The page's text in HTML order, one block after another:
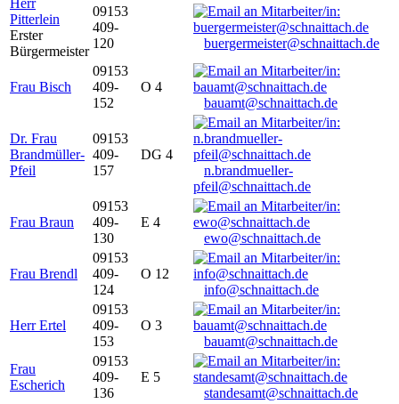
Herr
Pitterlein
Erster
Bürgermeister
09153
409-
120
buergermeister@schnaittach.de
Frau Bisch
09153
409-
152
O 4
bauamt@schnaittach.de
Dr. Frau
Brandmüller-
Pfeil
09153
409-
157
DG 4
n.brandmueller-
pfeil@schnaittach.de
Frau Braun
09153
409-
130
E 4
ewo@schnaittach.de
Frau Brendl
09153
409-
124
O 12
info@schnaittach.de
Herr Ertel
09153
409-
153
O 3
bauamt@schnaittach.de
Frau
Escherich
09153
409-
136
E 5
standesamt@schnaittach.de